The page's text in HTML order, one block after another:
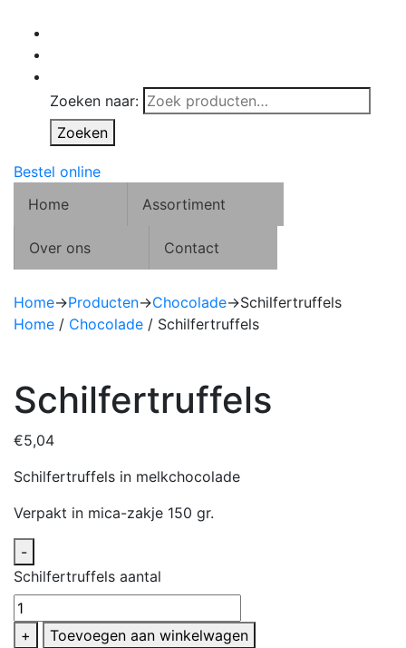
Zoeken naar:
Zoeken
Bestel online
Home
Assortiment
Over ons Contact
Home→Producten→Chocolade→Schilfertruffels
Home / Chocolade / Schilfertruffels
Schilfertruffels
€5,04
Schilfertruffels in melkchocolade
Verpakt in mica-zakje 150 gr.
-
Schilfertruffels aantal
+
Toevoegen aan winkelwagen